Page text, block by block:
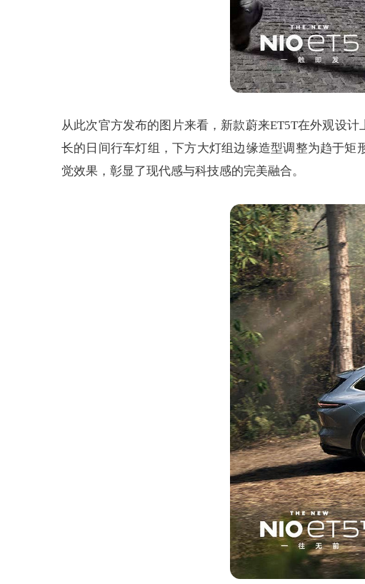
从此次官方发布的图片来看，新款蔚来ET5T在外观设
长的日间行车灯组，下方大灯组边缘造型调整为趋于
觉效果，彰显了现代感与科技感的完美融合。